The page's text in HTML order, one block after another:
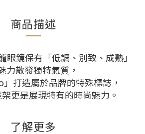
商品描述
鏡保有「低調、別致、成熟」
力散發獨特氣質，
」打造屬於品牌的特殊標誌，
更是展現特有的時尚魅力。
了解更多